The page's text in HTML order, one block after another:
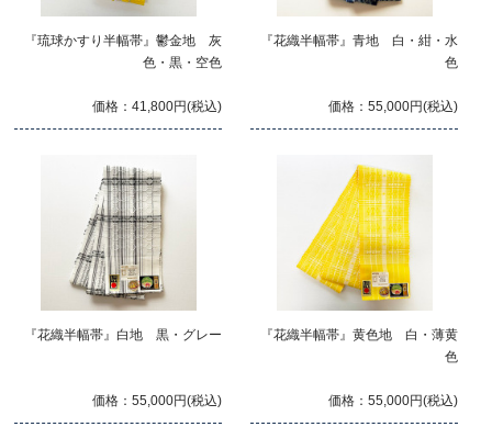
『琉球かすり半幅帯』鬱金地 灰
色・黒・空色
価格：41,800円(税込)
『花織半幅帯』青地 白・紺・水
色
価格：55,000円(税込)
『花織半幅帯』白地 黒・グレー
価格：55,000円(税込)
『花織半幅帯』黄色地 白・薄黄
色
価格：55,000円(税込)